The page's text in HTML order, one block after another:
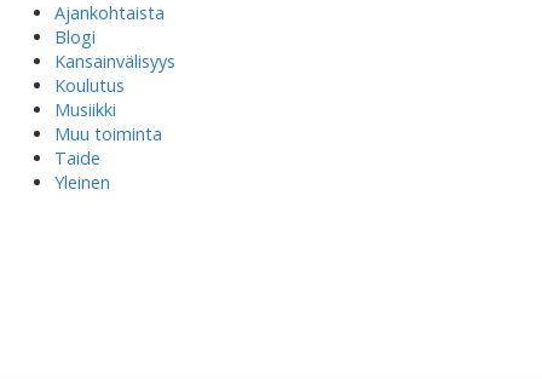
Ajankohtaista
Blogi
Kansainvälisyys
Koulutus
Musiikki
Muu toiminta
Taide
Yleinen